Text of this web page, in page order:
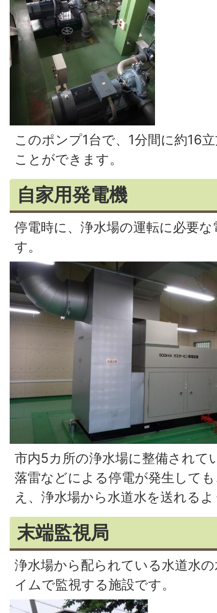
このポンプ1台で、1分間に約16
ことができます。
自家用発電機
停電時に、浄水場の運転に必要
す。
市内5カ所の浄水場に整備されて
落雷などによる停電が発生して
え、浄水場から水道水を送れる
末端監視局
浄水場から配られている水道水
イムで監視する施設です。